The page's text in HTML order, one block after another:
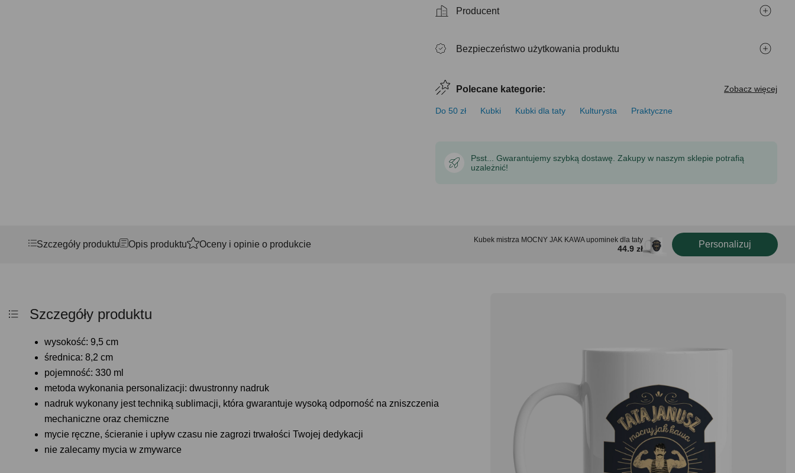
Producent
Bezpieczeństwo użytkowania produktu
Polecane kategorie: Zobacz więcej
Do 50 zł Kubki Kubki dla taty Kulturysta Praktyczne
Psst... Gwarantujemy szybką dostawę. Zakupy w naszym sklepie potrafią
uzależnić!
Szczegóły produktu Opis produktu Oceny i opinie o produkcie Kubek mistrza MOCNY JAK KAWA upominek dla taty
44.9 zł Personalizuj
Szczegóły produktu
wysokość: 9,5 cm
średnica: 8,2 cm
pojemność: 330 ml
metoda wykonania personalizacji: dwustronny nadruk
nadruk wykonany jest techniką sublimacji, która gwarantuje wysoką odporność na zniszczenia
mechaniczne oraz chemiczne
mycie ręczne, ścieranie i upływ czasu nie zagrozi trwałości Twojej dedykacji
nie zalecamy mycia w zmywarce